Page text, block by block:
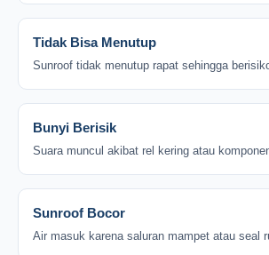
Tidak Bisa Menutup
Sunroof tidak menutup rapat sehingga
Bunyi Berisik
Suara muncul akibat rel kering atau
Sunroof Bocor
Air masuk karena saluran mampet atau seal